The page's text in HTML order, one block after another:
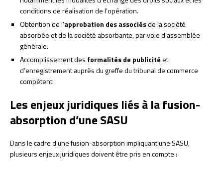
conditions de réalisation de l’opération.
Obtention de l’approbation des associésde la société
absorbée et de la société absorbante, par voie d’assemblée
générale.
Accomplissement des formalités de publicitéet
d’enregistrement auprès du greffe du tribunal de commerce
compétent.
Les enjeux juridiques liés à la fusion-
absorption d’une SASU
Dans le cadre d’une fusion-absorption impliquant une SASU,
plusieurs enjeux juridiques doivent être pris en compte :